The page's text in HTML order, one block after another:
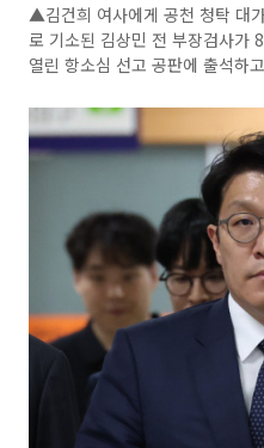
▲김건희 여사에게 공천 청탁 대
로 기소된 김상민 전 부장검사가
열린 항소심 선고 공판에 출석하